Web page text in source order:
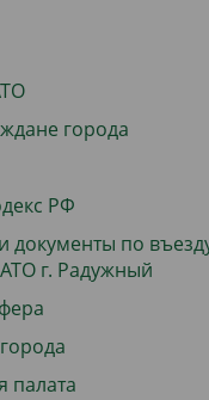
города
РФ
по
г. Радужный
палата